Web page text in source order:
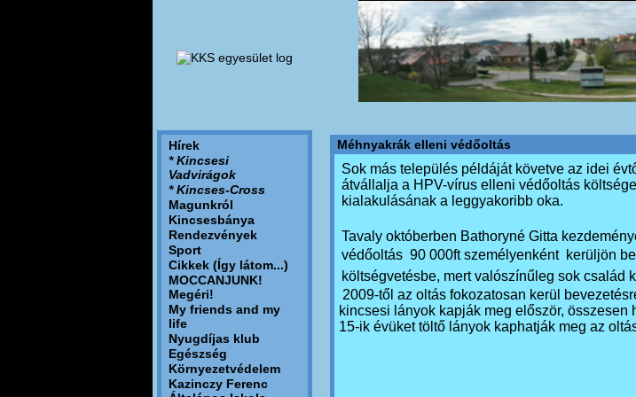
Hírek
* Kincsesi
Vadvirágok
* Kincses-Cross
Magunkról
Kincsesbánya
Rendezvények
Sport
Cikkek (Így látom...)
MOCCANJUNK!
Megéri!
My friends and my
life
Nyugdíjas klub
Egészség
Környezetvédelem
Kazinczy Ferenc
Méhnyakrák elleni védőoltás
Sok más település példáját követve az idei
átvállalja a HPV-vírus elleni védőoltás
kialakulásának a leggyakoribb oka.
Tavaly októberben Bathoryné Gitta
védőoltás  90 000ft személyenként  kerüljön
költségvetésbe, mert valószínűleg sok család
2009-től az oltás fokozatosan kerül
kincsesi lányok kapják meg először, összesen
15-ik évüket töltő lányok kaphatják meg az